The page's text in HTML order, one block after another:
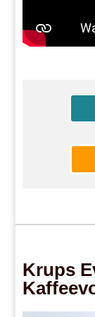
Krups